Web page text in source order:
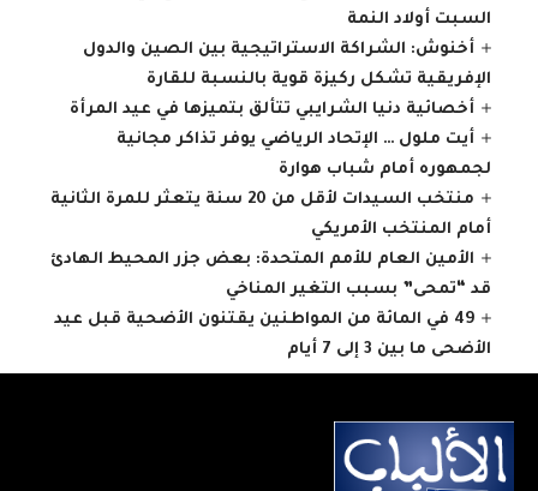
السبت أولاد النمة
أخنوش: الشراكة الاستراتيجية بين الصين والدول
الإفريقية تشكل ركيزة قوية بالنسبة للقارة
أخصائية دنيا الشرايبي تتألق بتميزها في عيد المرأة
أيت ملول … الإتحاد الرياضي يوفر تذاكر مجانية
لجمهوره أمام شباب هوارة
منتخب السيدات لأقل من 20 سنة يتعثر للمرة الثانية
أمام المنتخب الأمريكي
الأمين العام للأمم المتحدة: بعض جزر المحيط الهادئ
قد “تمحى” بسبب التغير المناخي
49 في المائة من المواطنين يقتنون الأضحية قبل عيد
الأضحى ما بين 3 إلى 7 أيام